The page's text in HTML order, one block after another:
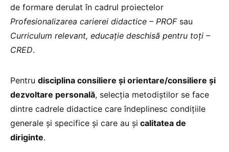
de formare derulat în cadrul proiectelor
Profesionalizarea carierei didactice – PROFsau
Curriculum relevant, educație deschisă pentru toți –
CRED.
Pentru disciplina consiliere și orientare/consiliere și
dezvoltare personală, selecţia metodiștilor se face
dintre cadrele didactice care îndeplinesc condiţiile
generale şi specifice și care au și calitatea de
diriginte.